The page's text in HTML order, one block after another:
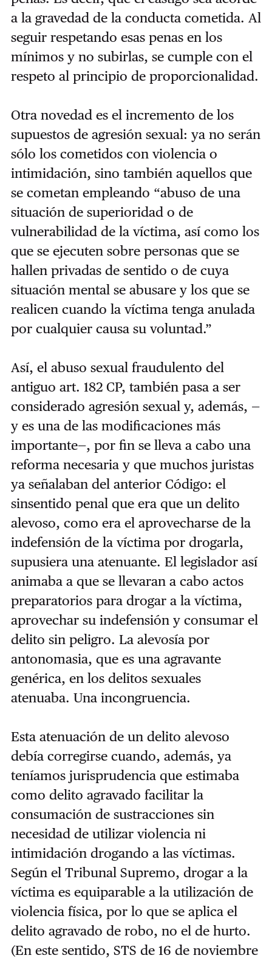
a la gravedad de la conducta cometida. Al
seguir respetando esas penas en los
mínimos y no subirlas, se cumple con el
respeto al principio de proporcionalidad.
Otra novedad es el incremento de los
supuestos de agresión sexual: ya no serán
sólo los cometidos con violencia o
intimidación, sino también aquellos que
se cometan empleando “abuso de una
situación de superioridad o de
vulnerabilidad de la víctima, así como los
que se ejecuten sobre personas que se
hallen privadas de sentido o de cuya
situación mental se abusare y los que se
realicen cuando la víctima tenga anulada
por cualquier causa su voluntad.”
Así, el abuso sexual fraudulento del
antiguo art. 182 CP, también pasa a ser
considerado agresión sexual y, además, —
y es una de las modificaciones más
importante—, por fin se lleva a cabo una
reforma necesaria y que muchos juristas
ya señalaban del anterior Código: el
sinsentido penal que era que un delito
alevoso, como era el aprovecharse de la
indefensión de la víctima por drogarla,
supusiera una atenuante. El legislador así
animaba a que se llevaran a cabo actos
preparatorios para drogar a la víctima,
aprovechar su indefensión y consumar el
delito sin peligro. La alevosía por
antonomasia, que es una agravante
genérica, en los delitos sexuales
atenuaba. Una incongruencia.
Esta atenuación de un delito alevoso
debía corregirse cuando, además, ya
teníamos jurisprudencia que estimaba
como delito agravado facilitar la
consumación de sustracciones sin
necesidad de utilizar violencia ni
intimidación drogando a las víctimas.
Según el Tribunal Supremo, drogar a la
víctima es equiparable a la utilización de
violencia física, por lo que se aplica el
delito agravado de robo, no el de hurto.
(En este sentido, STS de 16 de noviembre